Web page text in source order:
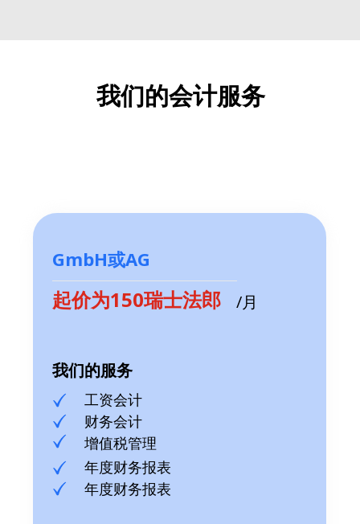
GmbH或AG
起价为150瑞士法郎
我们的服务
工资会计
财务会计
增值税管理
年度财务报表
年度财务报表
我们的会计服务
/月